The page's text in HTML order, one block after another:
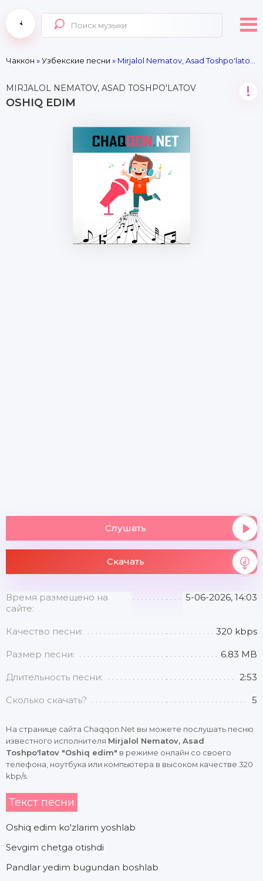
Чаккон »Узбекские песни » Mirjalol Nematov, Asad Toshpo'latov - Oshiq edim
MIRJALOL NEMATOV, ASAD TOSHPO'LATOV
OSHIQ EDIM
!
Слушать
Скачать
Время размещено на
сайте:
5-06-2026, 14:03
Качество песни: 320 kbps
Размер песни: 6.83 MB
Длительность песни: 2:53
Сколько скачать? 5
На странице сайта Chaqqon.Net вы можете послушать песню
известного исполнителя Mirjalol Nematov, Asad
Toshpo'latov "Oshiq edim" в режиме онлайн со своего
телефона, ноутбука или компьютера в высоком качестве 320
kbp/s.
Текст песни
Oshiq edim ko'zlarim yoshlab
Sevgim chetga otishdi
Pandlar yedim bugundan boshlab